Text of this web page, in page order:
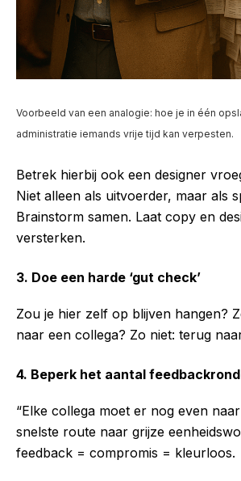
Voorbeeld van een analogie: hoe je in één
administratie iemands vrije tijd kan verpesten.
Betrek hierbij ook een designer
Niet alleen als uitvoerder, maar als
Brainstorm samen. Laat copy en
versterken.
3. Doe een harde ‘gut check’
Zou je hier zelf op blijven hangen?
naar een collega? Zo niet: terug
4. Beperk het aantal
“Elke collega moet er nog even
snelste route naar grijze
feedback = compromis = kleurloos.